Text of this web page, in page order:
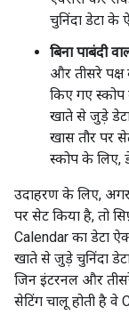
चुनिंदा डेटा के
बिना पाबंदी
और तीसरे
किए गए
खाते से जुड़े
खास तौर पर
स्कोप के लिए,
उदाहरण के लिए,
पर सेट किया है, तो
Calendar का डेटा
खाते से जुड़े चुनिंदा
जिन इंटरनल और
सेटिंग चालू होती है